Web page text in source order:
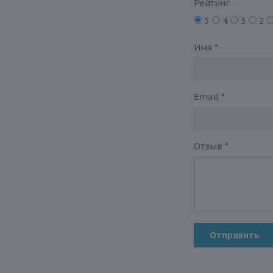
Рейтинг
5
4 3 2
Имя *
Email *
Отзыв *
Отправить